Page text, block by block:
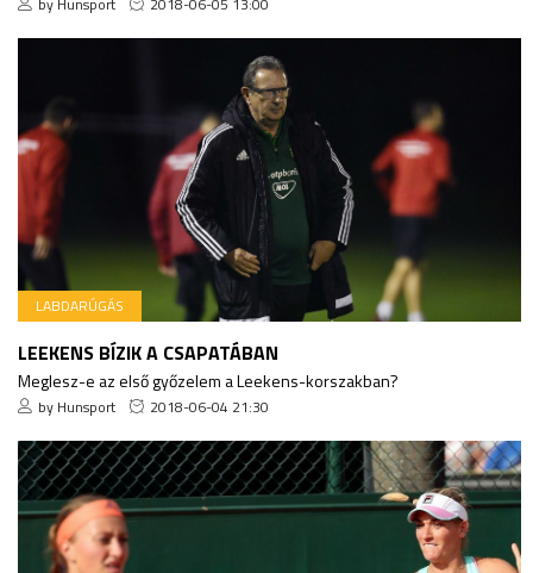
LABDARÚGÁS
LEEKENS BÍZIK A CSAPATÁBAN
Meglesz-e az első győzelem a Leekens-korszakban?
by Hunsport 2018-06-04 21:30